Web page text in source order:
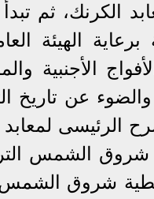
الكرنك، ثم
برعاية الهيئة
الأجنبية
عن تاريخ
الرئيسى
شروق الشمس
تغطية شروق